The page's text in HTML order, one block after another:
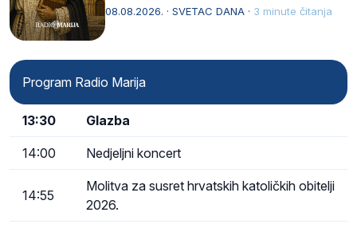
Svojim životom, dubokom ljubavlju prema
08.08.2026. · SVETAC DANA · 3 minute čitanja
Program Radio Marija
13:30 Glazba
14:00 Nedjeljni koncert
14:55
Molitva za susret hrvatskih katoličkih obitelji
2026.